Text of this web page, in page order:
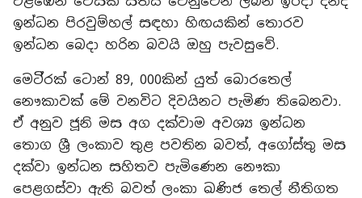
ඉන්ධන පිරවුම්හල් සඳහා හිඟයකින් තොරව
ඉන්ධන බෙදා හරින බවයි ඔහු පැවසුවේ.
මෙටි්‍රක් ටොන් 89, 000කින් යුත් බොරතෙල්
නෞකාවක් මේ වනවිට දිවයිනට පැමිණ තිබෙනවා.
ඒ අනුව ජූනි මස අග දක්වාම අවශ්‍ය ඉන්ධන
තොග ශ්‍රී ලංකාව තුළ පවතින බවත්, අගෝස්තු මස
දක්වා ඉන්ධන සහිතව පැමිණෙන නෞකා
පෙළගස්වා ඇති බවත් ලංකා ඛණිජ තෙල් නීතිගත